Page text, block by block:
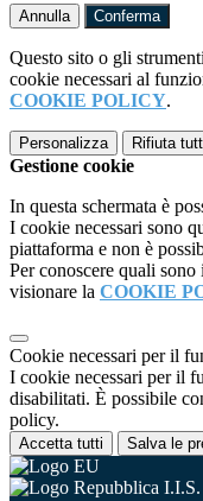
Annulla Conferma
Questo sito o gli
cookie necessari al
COOKIE POLICY.
Personalizza Rifiuta
Gestione cookie
In questa schermata è
I cookie necessari sono
piattaforma e non è
Per conoscere quali
visionare la COOKIE
Cookie necessari per il
I cookie necessari per il
disabilitati. È possibile
policy.
Accetta tutti Salva le